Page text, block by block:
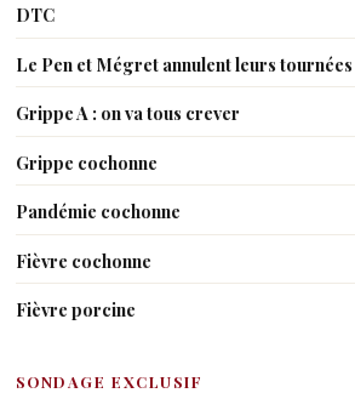
DTC
Le Pen et Mégret annulent leurs tournées
Grippe A : on va tous crever
Grippe cochonne
Pandémie cochonne
Fièvre cochonne
Fièvre porcine
SONDAGE EXCLUSIF